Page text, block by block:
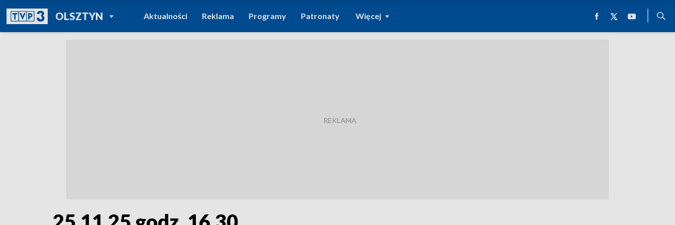
OLSZTYNPOWRÓT DO
TVP REGIONY
Aktualności Reklama Programy Patronaty Więcej